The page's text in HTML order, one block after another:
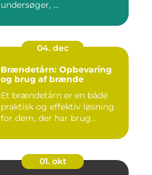
undersøger, ...
04. dec
Brændetårn: Opbevaring
og brug af brænde
Et brændetårn er en både
praktisk og effektiv løsning
for dem, der har brug...
01. okt